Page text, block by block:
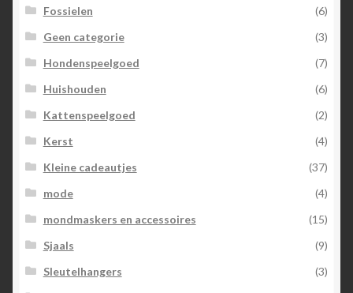
Fossielen
(6)
Geen categorie
(3)
Hondenspeelgoed
(7)
Huishouden
(6)
Kattenspeelgoed
(2)
Kerst
(4)
Kleine cadeautjes
(37)
mode
(4)
mondmaskers en accessoires
(15)
Sjaals
(9)
Sleutelhangers
(3)